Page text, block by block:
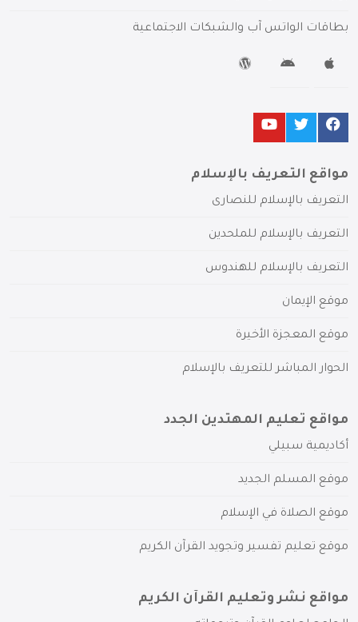
بطاقات الواتس آب والشبكات الاجتماعية
مواقع التعريف بالإسلام
التعريف بالإسلام للنصارى
التعريف بالإسلام للملحدين
التعريف بالإسلام للهندوس
موقع الإيمان
موقع المعجزة الأخيرة
الحوار المباشر للتعريف بالإسلام
مواقع تعليم المهتدين الجدد
أكاديمية سبيلي
موقع المسلم الجديد
موقع الصلاة في الإسلام
موقع تعليم تفسير وتجويد القرآن الكريم
مواقع نشر وتعليم القرآن الكريم